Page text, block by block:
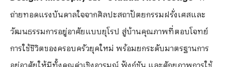
ถ่ายทอดแรงบันดาลใจจากศิลปะสถาปัตยกรรมฝรั่งเศสและ
วัฒนธรรมการอยู่อาศัยแบบยุโรป สู่บ้านคุณภาพที่ตอบโจทย์
การใช้ชีวิตของครอบครัวยุคใหม่ พร้อมยกระดับมาตรฐานการ
อยู่อาศัยให้มีทั้งคุณค่าเชิงอารมณ์ ฟังก์ชัน และศักยภาพการใช้